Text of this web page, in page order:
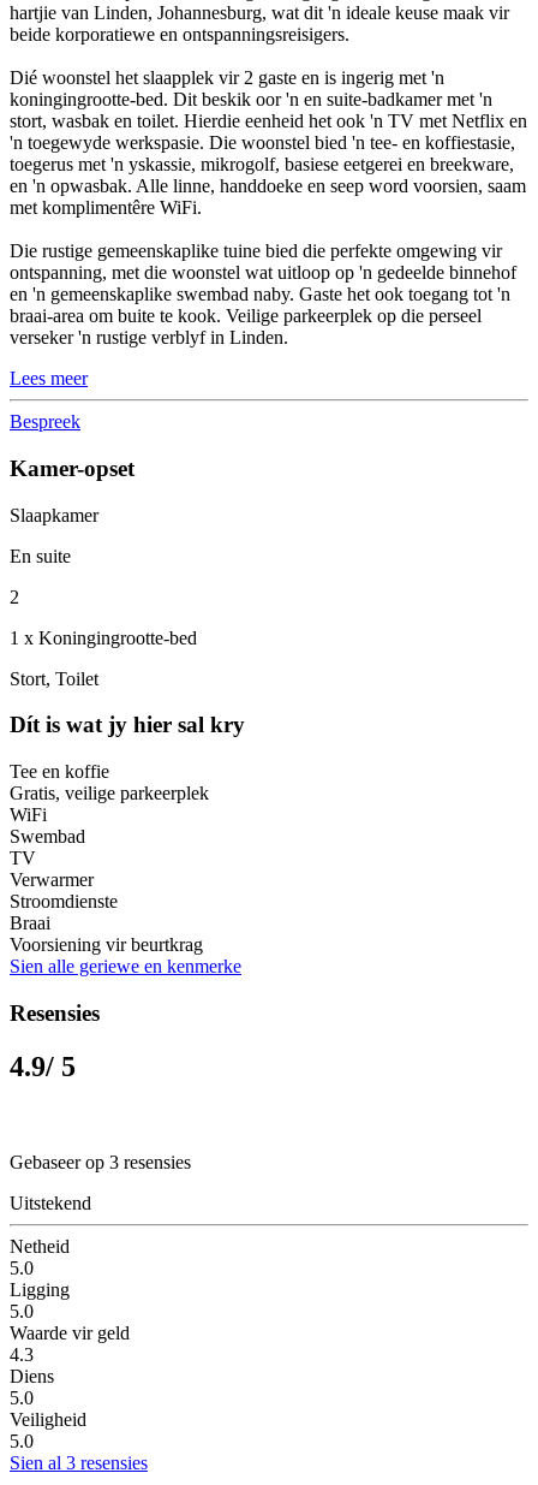
hartjie van Linden, Johannesburg, wat dit 'n ideale keuse maak vir
beide korporatiewe en ontspanningsreisigers.
Dié woonstel het slaapplek vir 2 gaste en is ingerig met 'n
koningingrootte-bed. Dit beskik oor 'n en suite-badkamer met 'n
stort, wasbak en toilet. Hierdie eenheid het ook 'n TV met Netflix en
'n toegewyde werkspasie. Die woonstel bied 'n tee- en koffiestasie,
toegerus met 'n yskassie, mikrogolf, basiese eetgerei en breekware,
en 'n opwasbak. Alle linne, handdoeke en seep word voorsien, saam
met komplimentêre WiFi.
Die rustige gemeenskaplike tuine bied die perfekte omgewing vir
ontspanning, met die woonstel wat uitloop op 'n gedeelde binnehof
en 'n gemeenskaplike swembad naby. Gaste het ook toegang tot 'n
braai-area om buite te kook. Veilige parkeerplek op die perseel
verseker 'n rustige verblyf in Linden.
Lees meer
Bespreek
Kamer-opset
Slaapkamer
En suite
2
1 x Koningingrootte-bed
Stort, Toilet
Dít is wat jy hier sal kry
Tee en koffie
Gratis, veilige parkeerplek
WiFi
Swembad
TV
Verwarmer
Stroomdienste
Braai
Voorsiening vir beurtkrag
Sien alle geriewe en kenmerke
Resensies
4.9/ 5
Gebaseer op 3 resensies
Uitstekend
Netheid
5.0
Ligging
5.0
Waarde vir geld
4.3
Diens
5.0
Veiligheid
5.0
Sien al 3 resensies